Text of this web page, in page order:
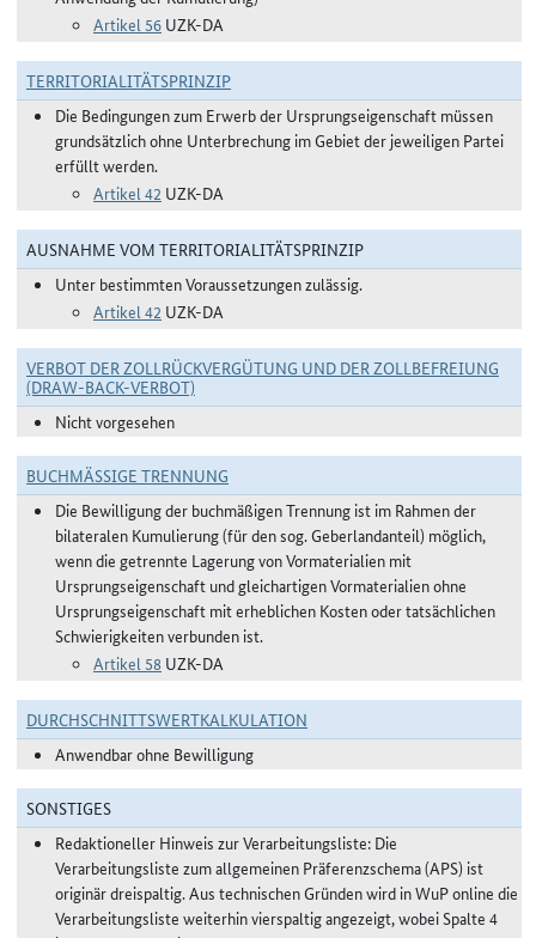
Artikel 56 UZK-DA
TERRITORIALITÄTSPRINZIP
Die Bedingungen zum Erwerb der Ursprungseigenschaft müssen
grundsätzlich ohne Unterbrechung im Gebiet der jeweiligen Partei
erfüllt werden.
Artikel 42 UZK-DA
AUSNAHME VOM TERRITORIALITÄTSPRINZIP
Unter bestimmten Voraussetzungen zulässig.
Artikel 42 UZK-DA
VERBOT DER ZOLLRÜCKVERGÜTUNG UND DER ZOLLBEFREIUNG
(DRAW-BACK-VERBOT)
Nicht vorgesehen
BUCHMÄSSIGE TRENNUNG
Die Bewilligung der buchmäßigen Trennung ist im Rahmen der
bilateralen Kumulierung (für den sog. Geberlandanteil) möglich,
wenn die getrennte Lagerung von Vormaterialien mit
Ursprungseigenschaft und gleichartigen Vormaterialien ohne
Ursprungseigenschaft mit erheblichen Kosten oder tatsächlichen
Schwierigkeiten verbunden ist.
Artikel 58 UZK-DA
DURCHSCHNITTSWERTKALKULATION
Anwendbar ohne Bewilligung
SONSTIGES
Redaktioneller Hinweis zur Verarbeitungsliste: Die
Verarbeitungsliste zum allgemeinen Präferenzschema (APS) ist
originär dreispaltig. Aus technischen Gründen wird in WuP online die
Verarbeitungsliste weiterhin vierspaltig angezeigt, wobei Spalte 4